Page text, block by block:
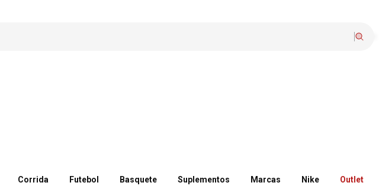
Corrida Futebol Basquete Suplementos Marcas Nike Outlet